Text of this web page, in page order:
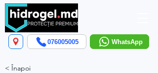
WhatsApp
076005005
< Înapoi